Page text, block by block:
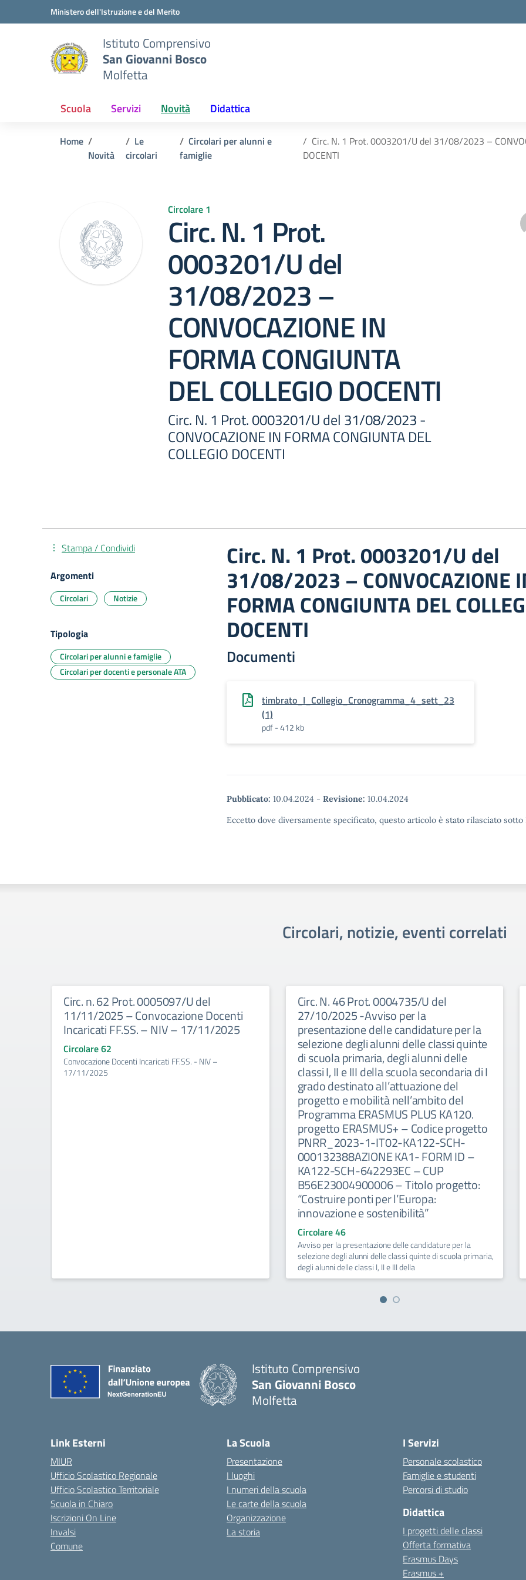
Vai ai contenuti
Vai al menu di navigazioneMinistero dell'Istruzione e del Merito
Istituto Comprensivo
San Giovanni Bosco
Molfetta
Scuola Servizi Novità Didattica
Home
Novità
Le
circolari
Circolari per alunni e
famiglie
Circ. N. 1 Prot. 0003201/U del 31/08/2023 –
DOCENTI
Circolare 1
Circ. N. 1 Prot.
0003201/U del
31/08/2023 –
CONVOCAZIONE IN
FORMA CONGIUNTA
DEL COLLEGIO DOCENTI
Circ. N. 1 Prot. 0003201/U del 31/08/2023 -
CONVOCAZIONE IN FORMA CONGIUNTA DEL
COLLEGIO DOCENTI
Circ. N. 1 Prot. 0003201/U del
31/08/2023 – CONVOCAZIONE
FORMA CONGIUNTA DEL
DOCENTI
Documenti
timbrato_I_Collegio_Cronogramma_4_sett_23
(1)
pdf - 412 kb
Pubblicato: 10.04.2024 - Revisione: 10.04.2024
Eccetto dove diversamente specificato, questo articolo è stato rilasciato
Stampa / Condividi
Argomenti
Circolari Notizie
Tipologia
Circolari per alunni e famiglie
Circolari per docenti e personale ATA
Circolari, notizie, eventi correlati
Circ. n. 62 Prot. 0005097/U del
11/11/2025 – Convocazione Docenti
Incaricati FF.SS. – NIV – 17/11/2025
Circolare 62
Convocazione Docenti Incaricati FF.SS. - NIV –
17/11/2025
Circ. N. 46 Prot. 0004735/U del
27/10/2025 -Avviso per la
presentazione delle candidature per la
selezione degli alunni delle classi quinte
di scuola primaria, degli alunni delle
classi I, II e III della scuola secondaria di I
grado destinato all’attuazione del
progetto e mobilità nell’ambito del
Programma ERASMUS PLUS KA120.
progetto ERASMUS+ – Codice progetto
PNRR_2023-1-IT02-KA122-SCH-
000132388AZIONE KA1- FORM ID –
KA122-SCH-642293EC – CUP
B56E23004900006 – Titolo progetto:
“Costruire ponti per l’Europa:
innovazione e sostenibilità”
Circolare 46
Avviso per la presentazione delle candidature per la
selezione degli alunni delle classi quinte di scuola primaria,
degli alunni delle classi I, II e III della
Istituto Comprensivo
San Giovanni Bosco
Molfetta
Link Esterni
MIUR
Ufficio Scolastico Regionale
Ufficio Scolastico Territoriale
Scuola in Chiaro
Iscrizioni On Line
Invalsi
Comune
La Scuola
Presentazione
I luoghi
I numeri della scuola
Le carte della scuola
Organizzazione
La storia
I Servizi
Personale scolastico
Famiglie e studenti
Percorsi di studio
Didattica
I progetti delle classi
Offerta formativa
Erasmus Days
Erasmus +